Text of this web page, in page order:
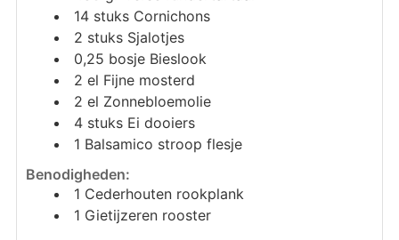
14 stuks Cornichons
2 stuks Sjalotjes
0,25 bosje Bieslook
2 el Fijne mosterd
2 el Zonnebloemolie
4 stuks Ei dooiers
1 Balsamico stroop flesje
Benodigheden:
1 Cederhouten rookplank
1 Gietijzeren rooster